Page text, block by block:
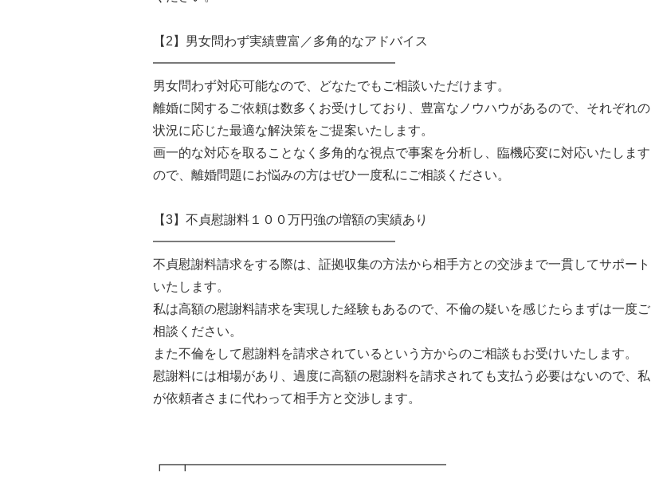
【2】男女問わず実績豊富／多角的なアドバイス
━━━━━━━━━━━━━━━━━━━
男女問わず対応可能なので、どなたでもご相談いただけます。
離婚に関するご依頼は数多くお受けしており、豊富なノウハウがあるので、それぞれの
状況に応じた最適な解決策をご提案いたします。
画一的な対応を取ることなく多角的な視点で事案を分析し、臨機応変に対応いたします
ので、離婚問題にお悩みの方はぜひ一度私にご相談ください。
【3】不貞慰謝料１００万円強の増額の実績あり
━━━━━━━━━━━━━━━━━━━
不貞慰謝料請求をする際は、証拠収集の方法から相手方との交渉まで一貫してサポート
いたします。
私は高額の慰謝料請求を実現した経験もあるので、不倫の疑いを感じたらまずは一度ご
相談ください。
また不倫をして慰謝料を請求されているという方からのご相談もお受けいたします。
慰謝料には相場があり、過度に高額の慰謝料を請求されても支払う必要はないので、私
が依頼者さまに代わって相手方と交渉します。
┏━┳━━━━━━━━━━━━━━━━━━━━